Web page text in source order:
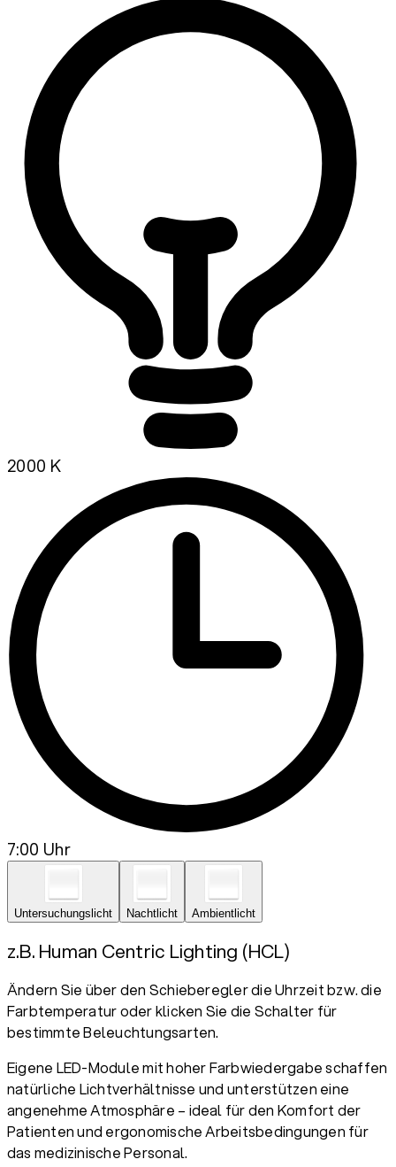
2000 K
7:00 Uhr
Untersuchungslicht Nachtlicht Ambientlicht
z.B. Human Centric Lighting (HCL)
Ändern Sie über den Schieberegler die Uhrzeit bzw. die
Farbtemperatur oder klicken Sie die Schalter für
bestimmte Beleuchtungsarten.
Eigene LED-Module mit hoher Farbwiedergabe schaffen
natürliche Lichtverhältnisse und unterstützen eine
angenehme Atmosphäre – ideal für den Komfort der
Patienten und ergonomische Arbeitsbedingungen für
das medizinische Personal.